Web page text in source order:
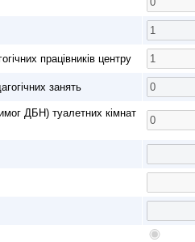
працівників центру
занять
ДБН) туалетних кімнат